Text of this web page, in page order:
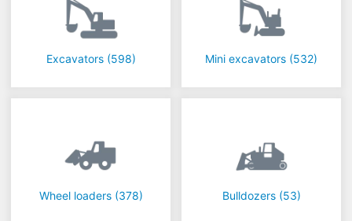
Excavators (598) Mini excavators (532)
Wheel loaders (378) Bulldozers (53)